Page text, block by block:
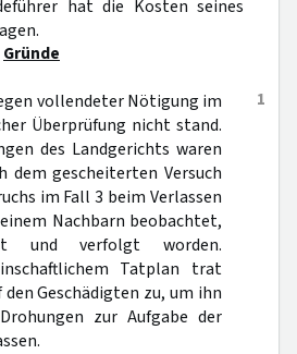
hat die Kosten seines
Gründe
1
vollendeter Nötigung im
Überprüfung nicht stand.
des Landgerichts waren
dem gescheiterten Versuch
im Fall 3 beim Verlassen
Nachbarn beobachtet,
und verfolgt worden.
Tatplan trat
Geschädigten zu, um ihn
zur Aufgabe der